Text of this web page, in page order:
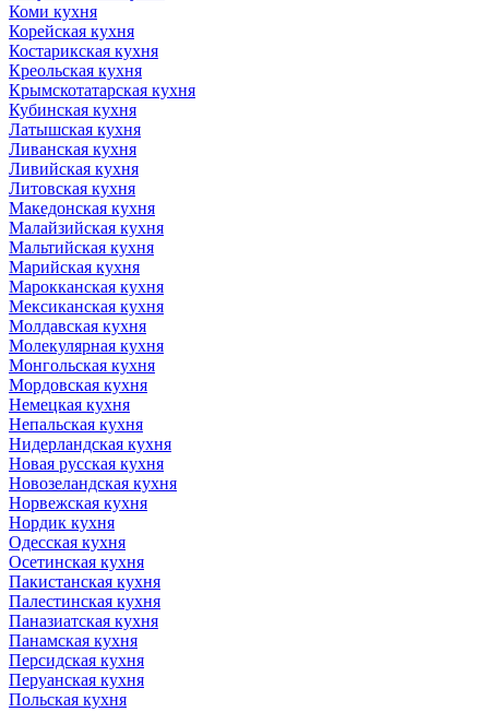
Коми кухня
Корейская кухня
Костарикская кухня
Креольская кухня
Крымскотатарская кухня
Кубинская кухня
Латышская кухня
Ливанская кухня
Ливийская кухня
Литовская кухня
Македонская кухня
Малайзийская кухня
Мальтийская кухня
Марийская кухня
Марокканская кухня
Мексиканская кухня
Молдавская кухня
Молекулярная кухня
Монгольская кухня
Мордовская кухня
Немецкая кухня
Непальская кухня
Нидерландская кухня
Новая русская кухня
Новозеландская кухня
Норвежская кухня
Нордик кухня
Одесская кухня
Осетинская кухня
Пакистанская кухня
Палестинская кухня
Паназиатская кухня
Панамская кухня
Персидская кухня
Перуанская кухня
Польская кухня